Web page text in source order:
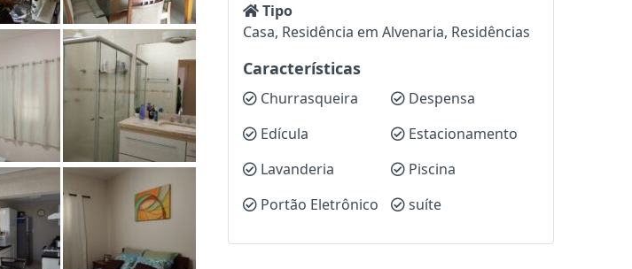
Tipo
Casa, Residência em Alvenaria, Residências
Características
Churrasqueira
Despensa
Edícula
Estacionamento
Lavanderia
Piscina
Portão Eletrônico
suíte